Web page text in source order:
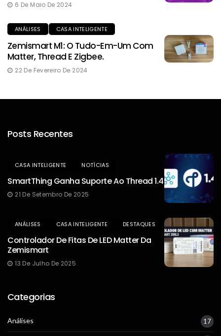
6 De Maio De 2024
ANÁLISES CASA INTELIGENTE
Zemismart M1: O Tudo-Em-Um Com
Matter, Thread E Zigbee.
22 De Fevereiro De 2024
Posts Recentes
CASA INTELIGENTE NOTÍCIAS
SmartThing Ganha Suporte Ao Thread 1.4
21 De Setembro De 2025
ANÁLISES CASA INTELIGENTE DESTAQUES
Controlador De Fitas De LED Matter Da
Zemismart
13 De Julho De 2025
Categorias
Análises 17